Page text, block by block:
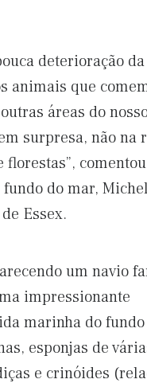
deterioração
animais que
áreas do
surpresa, não na
do mar,
Essex.
um navio
impressionante
marinha do
esponjas de
e crinóides